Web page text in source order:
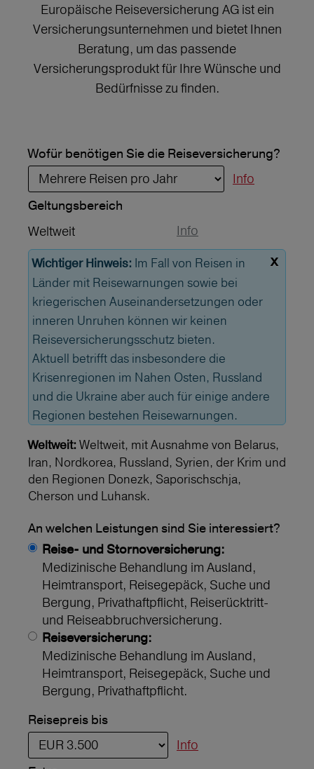
Europäische Reiseversicherung AG ist ein
Versicherungsunternehmen und bietet Ihnen
Beratung, um das passende
Versicherungsprodukt für Ihre Wünsche und
Bedürfnisse zu finden.
Wofür benötigen Sie die Reiseversicherung?
Info
Geltungs­bereich
Weltweit
Info
x
Wichtiger Hinweis: Im Fall von Reisen in
Länder mit Reisewarnungen sowie bei
kriegerischen Auseinandersetzungen oder
inneren Unruhen können wir keinen
Reiseversicherungsschutz bieten.
Aktuell betrifft das insbesondere die
Krisenregionen im Nahen Osten, Russland
und die Ukraine aber auch für einige andere
Regionen bestehen Reisewarnungen.
Weltweit: Weltweit, mit Ausnahme von Belarus,
Iran, Nordkorea, Russland, Syrien, der Krim und
den Regionen Donezk, Saporischschja,
Cherson und Luhansk.
An welchen Leistungen sind Sie interessiert?
Reise- und Stornoversicherung:
Medizinische Behandlung im Ausland,
Heimtransport, Reisegepäck, Suche und
Bergung, Privathaftpflicht, Reiserücktritt-
und Reiseabbruchversicherung.
Reiseversicherung:
Medizinische Behandlung im Ausland,
Heimtransport, Reisegepäck, Suche und
Bergung, Privathaftpflicht.
Reisepreis bis
Info